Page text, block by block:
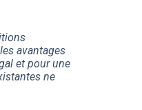
avantages
et pour une
ne